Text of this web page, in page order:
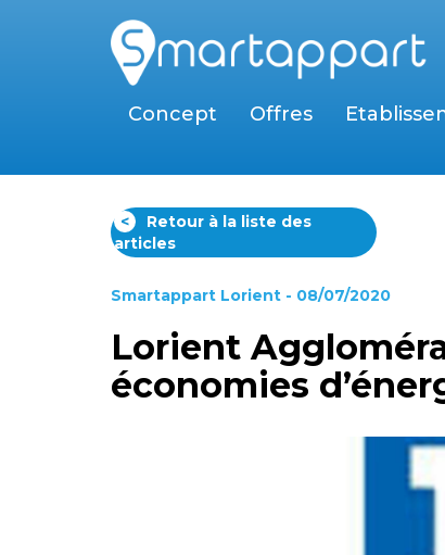
Concept Offres
<
Retour à la liste des
articles
Smartappart Lorient - 08/07/2020
Lorient
économies